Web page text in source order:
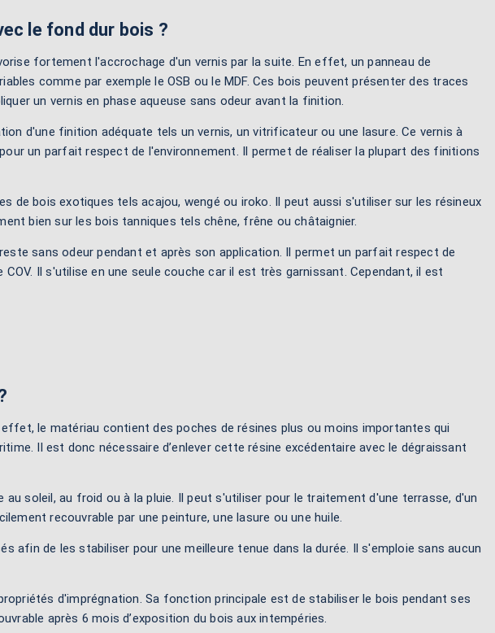
le fond dur bois ?
fortement l'accrochage d'un vernis par la suite. En effet, un panneau de
comme par exemple le OSB ou le MDF. Ces bois peuvent présenter des traces
un vernis en phase aqueuse sans odeur avant la finition.
d'une finition adéquate tels un vernis, un vitrificateur ou une lasure. Ce vernis à
un parfait respect de l'environnement. Il permet de réaliser la plupart des finitions
de bois exotiques tels acajou, wengé ou iroko. Il peut aussi s'utiliser sur les résineux
bien sur les bois tanniques tels chêne, frêne ou châtaignier.
sans odeur pendant et après son application. Il permet un parfait respect de
Il s'utilise en une seule couche car il est très garnissant. Cependant, il est
le matériau contient des poches de résines plus ou moins importantes qui
Il est donc nécessaire d’enlever cette résine excédentaire avec le dégraissant
soleil, au froid ou à la pluie. Il peut s'utiliser pour le traitement d'une terrasse, d'un
recouvrable par une peinture, une lasure ou une huile.
de les stabiliser pour une meilleure tenue dans la durée. Il s'emploie sans aucun
d'imprégnation. Sa fonction principale est de stabiliser le bois pendant ses
après 6 mois d’exposition du bois aux intempéries.